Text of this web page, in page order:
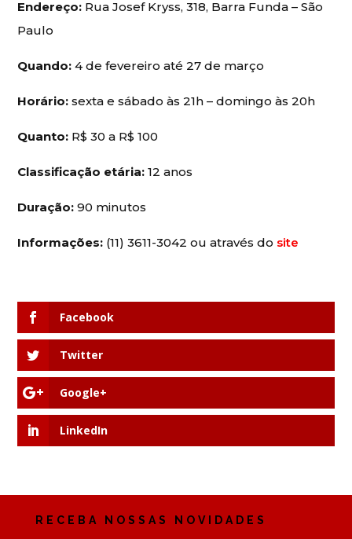
Endereço: Rua Josef Kryss, 318, Barra Funda – São
Paulo
Quando: 4 de fevereiro até 27 de março
Horário: sexta e sábado às 21h – domingo às 20h
Quanto: R$ 30 a R$ 100
Classificação etária: 12 anos
Duração: 90 minutos
Informações: (11) 3611-3042 ou através do site
Facebook
Twitter
Google+
LinkedIn
RECEBA NOSSAS NOVIDADES